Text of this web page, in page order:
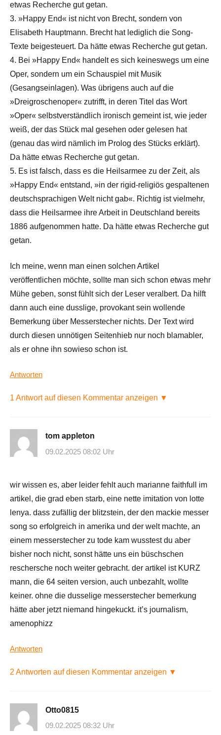
etwas Recherche gut getan.
3. »Happy End« ist nicht von Brecht, sondern von
Elisabeth Hauptmann. Brecht hat lediglich die Song-
Texte beigesteuert. Da hätte etwas Recherche gut getan.
4. Bei »Happy End« handelt es sich keineswegs um eine
Oper, sondern um ein Schauspiel mit Musik
(Gesangseinlagen). Was übrigens auch auf die
»Dreigroschenoper« zutrifft, in deren Titel das Wort
»Oper« selbstverständlich ironisch gemeint ist, wie jeder
weiß, der das Stück mal gesehen oder gelesen hat
(genau das wird nämlich im Prolog des Stücks erklärt).
Da hätte etwas Recherche gut getan.
5. Es ist falsch, dass es die Heilsarmee zu der Zeit, als
»Happy End« entstand, »in der rigid-religiös gespaltenen
deutschsprachigen Welt nicht gab«. Richtig ist vielmehr,
dass die Heilsarmee ihre Arbeit in Deutschland bereits
1886 aufgenommen hatte. Da hätte etwas Recherche gut
getan.
Ich meine, wenn man einen solchen Artikel
veröffentlichen möchte, sollte man sich schon etwas mehr
Mühe geben, sonst fühlt sich der Leser veralbert. Da hilft
dann auch eine dusslige, provokant sein wollende
Bemerkung über Messerstecher nichts. Der Text wird
durch diesen unnötigen Seitenhieb nur noch blamabler,
als er ohne ihn sowieso schon ist.
Antworten
1 Antwort auf diesen Kommentar anzeigen ▼
tom appleton
09.02.2025 08:02 Uhr
wir wissen es, aber leider fehlt auch marianne faithfull im
artikel, die grad eben starb, eine nette imitation von lotte
lenya. dass zufällig der blitzstein, der den mackie messer
song so erfolgreich in amerika und der welt machte, an
einem messerstecher zu tode kam wusstest du aber
bisher noch nicht, sonst hätte uns ein büschschen
reschersche noch weiter gebracht. der artikel ist KURZ
mann, die 64 seiten version, auch unbezahlt, wollte
keiner. ohne die dusselige messerstecher bemerkung
hätte aber jetzt niemand hingekuckt. it’s journalism,
amenophizz
Antworten
2 Antworten auf diesen Kommentar anzeigen ▼
Otto0815
09.02.2025 08:32 Uhr